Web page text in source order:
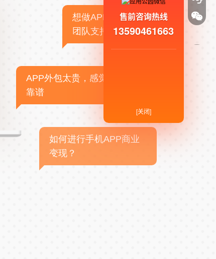
想做APP，但没有技术
团队支持
APP外包太贵，感觉不
靠谱
如何进行手机APP商业
变现？
售前咨询热线
13590461663
[关闭]